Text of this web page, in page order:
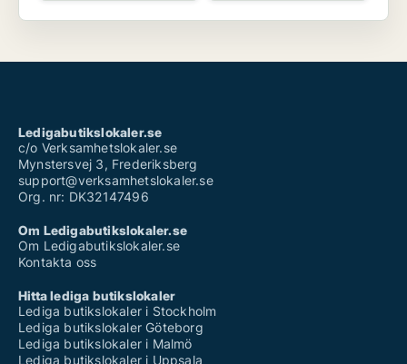
Ledigabutikslokaler.se
c/o Verksamhetslokaler.se
Mynstersvej 3, Frederiksberg
support@verksamhetslokaler.se
Org. nr: DK32147496
Om Ledigabutikslokaler.se
Om Ledigabutikslokaler.se
Kontakta oss
Hitta lediga butikslokaler
Lediga butikslokaler i Stockholm
Lediga butikslokaler Göteborg
Lediga butikslokaler i Malmö
Lediga butikslokaler i Uppsala